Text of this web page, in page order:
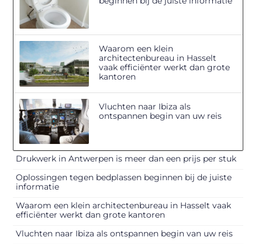
Waarom een klein
architectenbureau in Hasselt
vaak efficiënter werkt dan grote
kantoren
Vluchten naar Ibiza als
ontspannen begin van uw reis
Drukwerk in Antwerpen is meer dan een prijs per stuk
Oplossingen tegen bedplassen beginnen bij de juiste
informatie
Waarom een klein architectenbureau in Hasselt vaak
efficiënter werkt dan grote kantoren
Vluchten naar Ibiza als ontspannen begin van uw reis